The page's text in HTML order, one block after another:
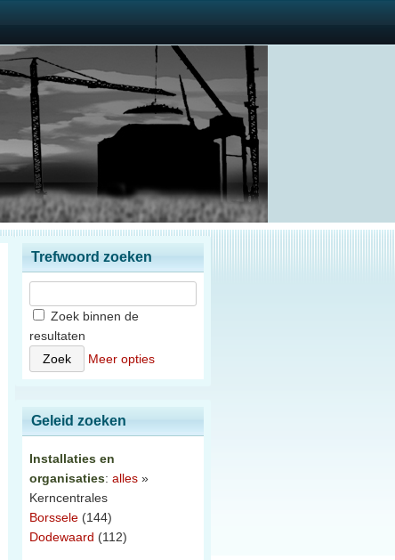
Trefwoord zoeken
Zoek binnen de
resultaten
Meer opties
Geleid zoeken
Installaties en
organisaties: alles »
Kerncentrales
Borssele (144)
Dodewaard (112)